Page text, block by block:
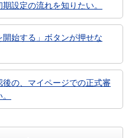
設定の流れを知りたい。
開始する」ボタンが押せな
の、マイページでの正式審